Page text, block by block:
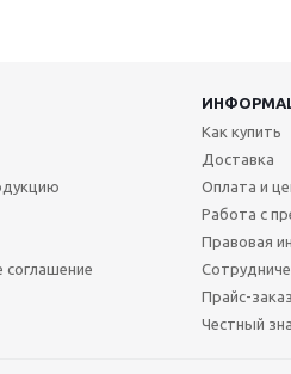
соглашение
Как купить
Доставка
Оплата и
Работа с
Правовая
Прайс-заказ
Честный